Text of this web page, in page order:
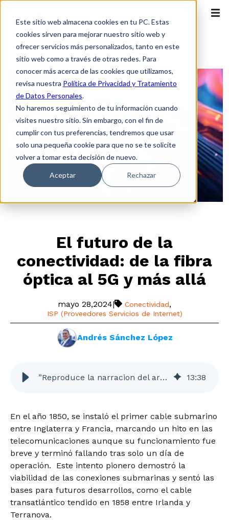
Este sitio web almacena cookies en tu PC. Estas
cookies sirven para mejorar nuestro sitio web y
ofrecer servicios más personalizados, tanto en este
sitio web como a través de otras redes. Para
conocer más acerca de las cookies que utilizamos,
revisa nuestra Política de Privacidad y Tratamiento
de Datos Personales.
No haremos seguimiento de tu información cuando
visites nuestro sitio. Sin embargo, con el fin de
cumplir con tus preferencias, tendremos que usar
solo una pequeña cookie para que no se te solicite
volver a tomar esta decisión de nuevo.
Aceptar Rechazar
El futuro de la
conectividad: de la fibra
óptica al 5G y más allá
mayo 28,2024| Conectividad,
ISP (Proveedores Servicios de Internet)
Andrés Sánchez López
”Reproduce la narracion del articulo” 13:38
En el año 1850, se instaló el primer cable submarino
entre Inglaterra y Francia, marcando un hito en las
telecomunicaciones aunque su funcionamiento fue
breve y terminó fallando tras solo un día de
operación. Este intento pionero demostró la
viabilidad de las conexiones submarinas y sentó las
bases para futuros desarrollos, como el cable
transatlántico tendido en 1858 entre Irlanda y
Terranova.